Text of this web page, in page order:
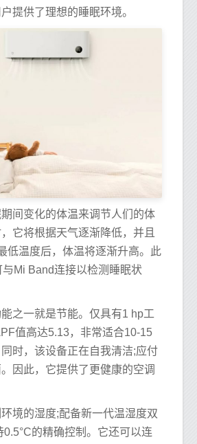
提供了理想的睡眠环境。
间变化的体温来调节人们的体
它将根据天气逐渐降低，并且
低温度后，体温将逐渐升高。此
Mi Band连接以检测睡眠状
之一就是节能。仅具有1 hp工
值高达5.13，非常适合10-15
时，该设备正在自我清洁;应付
因此，它提供了更健康的空调
境的湿度;配备新一代温湿度双
的精确控制。它还可以连